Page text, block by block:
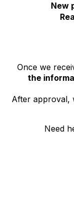
New
Once we
the
After approval,
Need